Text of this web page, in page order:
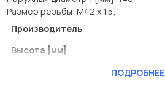
Размер резьбы: M42 x 1.5;
Производитель
Высота [мм]
Наружный диаметр 1 [мм]ПОДРОБНЕЕ